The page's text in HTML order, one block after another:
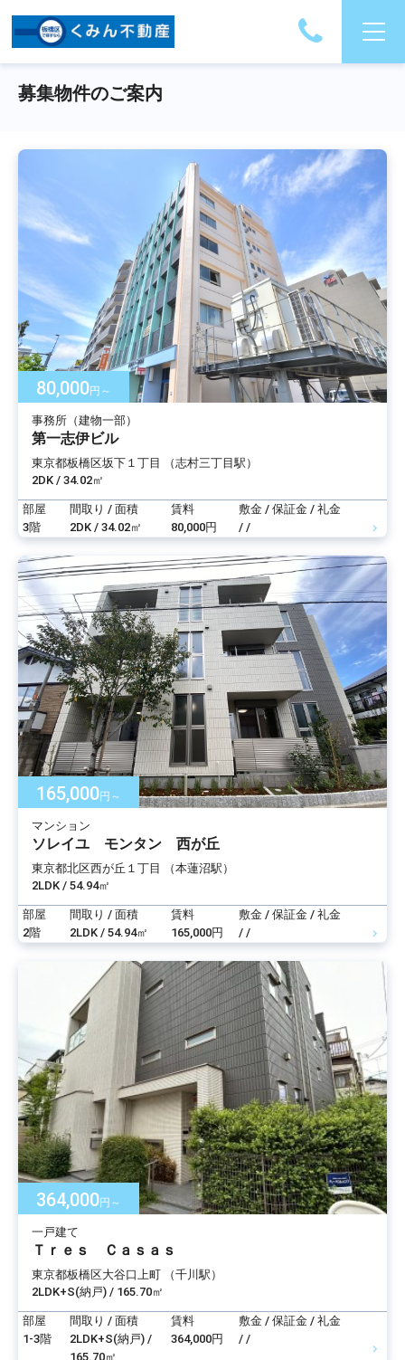
募集物件のご案内
80,000円～
事務所（建物一部）
第一志伊ビル
東京都板橋区坂下１丁目 （志村三丁目駅）
2DK / 34.02㎡
部屋 間取り / 面積 賃料
敷金 / 保証金 / 礼金
3階
2DK / 34.02㎡ 80,000円 / /
165,000円～
マンション
ソレイユ モンタン 西が丘
東京都北区西が丘１丁目 （本蓮沼駅）
2LDK / 54.94㎡
部屋 間取り / 面積 賃料
敷金 / 保証金 / 礼金
2階
2LDK / 54.94㎡ 165,000円 / /
364,000円～
一戸建て
Ｔｒｅｓ Ｃａｓａｓ
東京都板橋区大谷口上町 （千川駅）
2LDK+S(納戸) / 165.70㎡
部屋 間取り / 面積 賃料
敷金 / 保証金 / 礼金
1-3階
2LDK+S(納戸) /
165.70㎡
364,000円 / /